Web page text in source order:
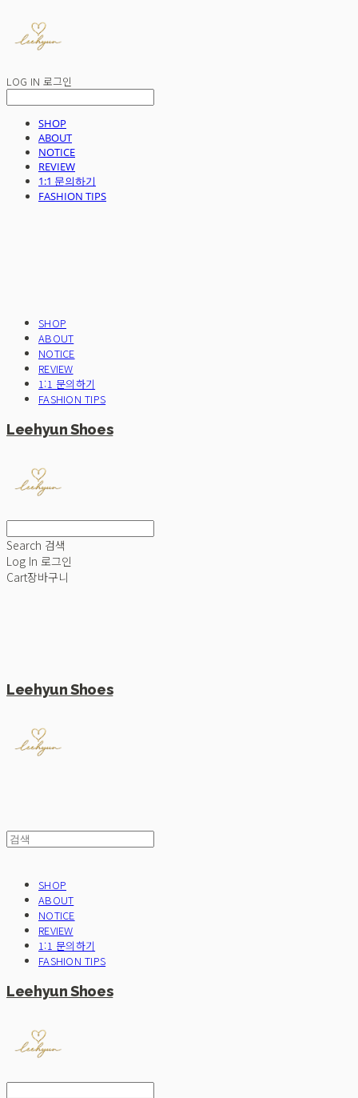
LOG IN 로그인
SHOP
ABOUT
NOTICE
REVIEW
1:1 문의하기
FASHION TIPS
SHOP
ABOUT
NOTICE
REVIEW
1:1 문의하기
FASHION TIPS
Leehyun Shoes
Search 검색
Log In 로그인
Cart장바구니
Leehyun Shoes
SHOP
ABOUT
NOTICE
REVIEW
1:1 문의하기
FASHION TIPS
Leehyun Shoes